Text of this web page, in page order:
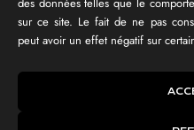
sur ce site. Le fait de ne pas
peut avoir un effet négatif sur